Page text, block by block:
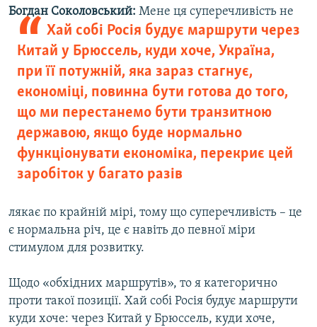
Богдан Соколовський:
Хай собі Росія будує маршрути через
Китай у Брюссель, куди хоче, Україна,
при її потужній, яка зараз стагнує,
економіці, повинна бути готова до того,
що ми перестанемо бути транзитною
державою, якщо буде нормально
функціонувати економіка, перекриє цей
заробіток у багато разів
Мене ця суперечливість не
лякає по крайній мірі, тому що суперечливість – це
є нормальна річ, це є навіть до певної міри
стимулом для розвитку.
Щодо «обхідних маршрутів», то я категорично
проти такої позиції. Хай собі Росія будує маршрути
куди хоче: через Китай у Брюссель, куди хоче,